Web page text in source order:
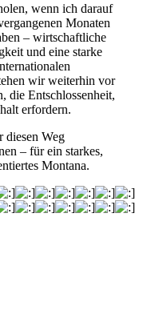
wenn ich darauf
Monaten
– wirtschaftliche
und eine starke
wir weiterhin vor
die Entschlossenheit,
erfordern.
diesen Weg
– für ein starkes,
Montana.